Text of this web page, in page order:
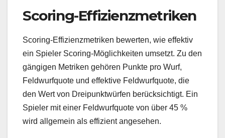
Scoring-Effizienzmetriken
Scoring-Effizienzmetriken bewerten, wie effektiv
ein Spieler Scoring-Möglichkeiten umsetzt. Zu den
gängigen Metriken gehören Punkte pro Wurf,
Feldwurfquote und effektive Feldwurfquote, die
den Wert von Dreipunktwürfen berücksichtigt. Ein
Spieler mit einer Feldwurfquote von über 45 %
wird allgemein als effizient angesehen.